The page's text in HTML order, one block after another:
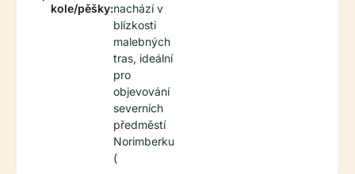
kole/pěšky:nachází v
blízkosti
malebných
tras, ideální
pro
objevování
severních
předměstí
Norimberku
(